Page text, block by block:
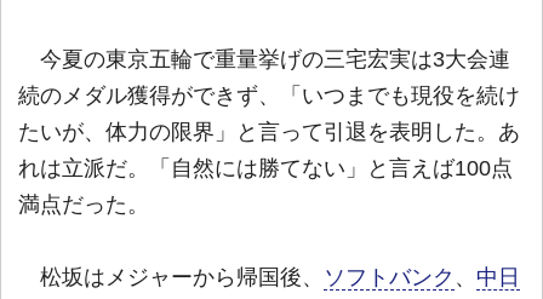
今夏の東京五輪で重量挙げの三宅宏実は3大会連
続のメダル獲得ができず、「いつまでも現役を続け
たいが、体力の限界」と言って引退を表明した。あ
れは立派だ。「自然には勝てない」と言えば100点
満点だった。
松坂はメジャーから帰国後、 ソフトバンク 、 中日